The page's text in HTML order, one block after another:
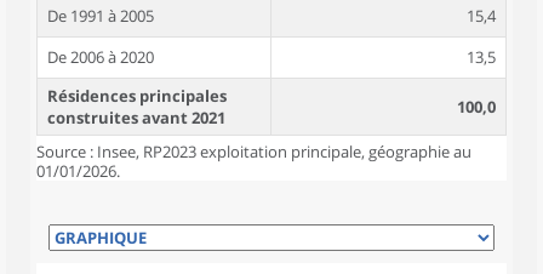
De 1991 à 2005
15,4
De 2006 à 2020
13,5
Résidences principales
construites avant 2021
100,0
Source : Insee, RP2023 exploitation principale, géographie au
01/01/2026.